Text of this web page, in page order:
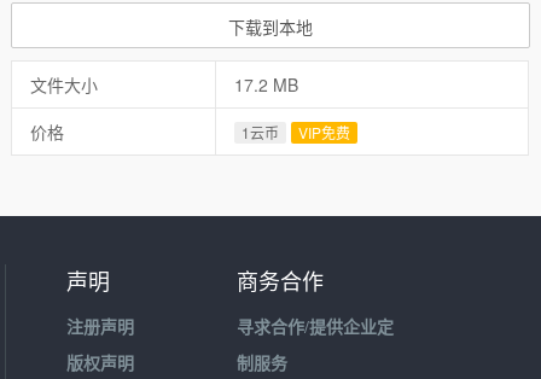
下载到本地
文件大小
17.2 MB
价格
1云币 VIP免费
声明
注册声明
版权声明
商务合作
寻求合作/提供企业定
制服务